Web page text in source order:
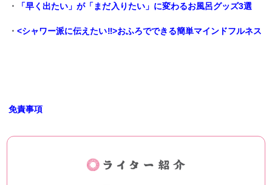
・ 「早く出たい」が「まだ入りたい」に変わるお風呂グッズ3選
・<シャワー派に伝えたい‼︎>おふろでできる簡単マインドフルネス
免責事項